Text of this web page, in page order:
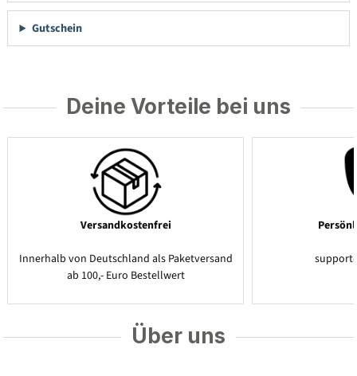
Gutschein
Deine Vorteile bei uns
Versandkostenfrei
Innerhalb von Deutschland als Paketversand
ab 100,- Euro Bestellwert
Über uns